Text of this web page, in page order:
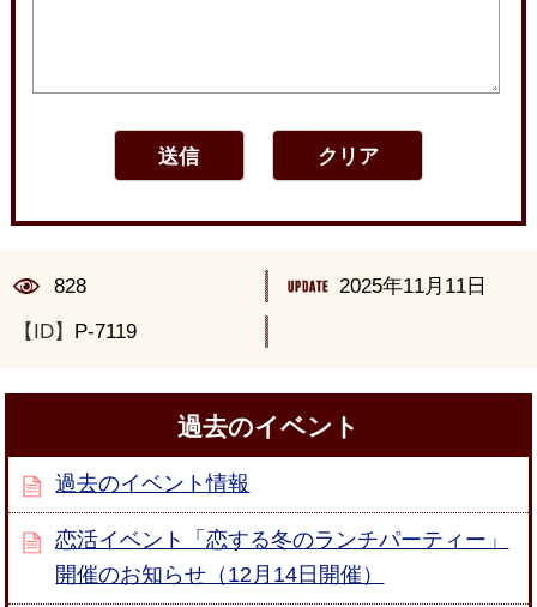
828 2025年11月11日
【ID】 P-7119
過去のイベント
過去のイベント情報
恋活イベント「恋する冬のランチパーティー」
開催のお知らせ（12月14日開催）